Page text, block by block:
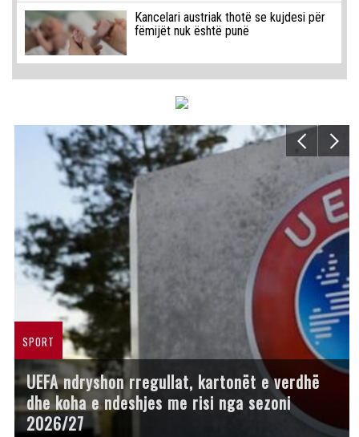
Kancelari austriak thotë se kujdesi për
fëmijët nuk është punë
SPORT
UEFA ndryshon rregullat, kartonët e verdhë
dhe koha e ndeshjes me risi nga sezoni
2026/27